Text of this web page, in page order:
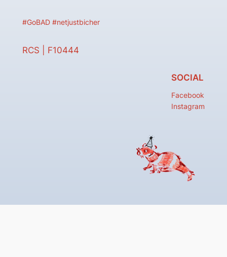
#GoBAD #netjustbicher
RCS | F10444
SOCIAL
Facebook
Instagram